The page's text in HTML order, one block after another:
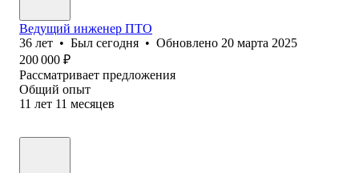
Ведущий инженер ПТО
36 лет • Был сегодня • Обновлено 20 марта 2025
200 000 ₽
Рассматривает предложения
Общий опыт
11 лет 11 месяцев